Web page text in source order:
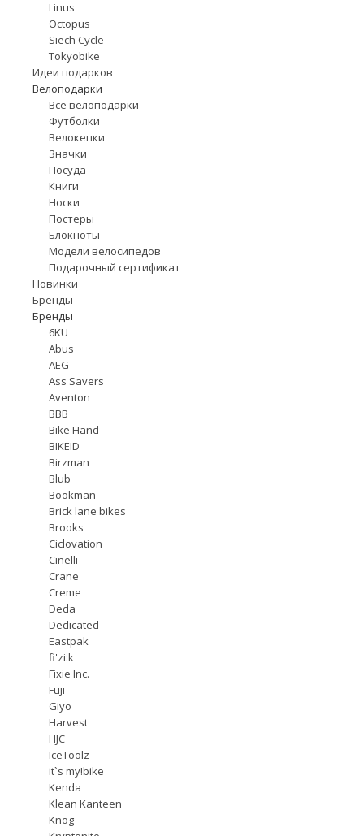
Linus
Octopus
Siech Cycle
Tokyobike
Идеи подарков
Велоподарки
Все велоподарки
Футболки
Велокепки
Значки
Посуда
Книги
Носки
Постеры
Блокноты
Модели велосипедов
Подарочный сертификат
Новинки
Бренды
Бренды
6KU
Abus
AEG
Ass Savers
Aventon
BBB
Bike Hand
BIKEID
Birzman
Blub
Bookman
Brick lane bikes
Brooks
Ciclovation
Cinelli
Crane
Creme
Deda
Dedicated
Eastpak
fi'zi:k
Fixie Inc.
Fuji
Giyo
Harvest
HJC
IceToolz
it`s my!bike
Kenda
Klean Kanteen
Knog